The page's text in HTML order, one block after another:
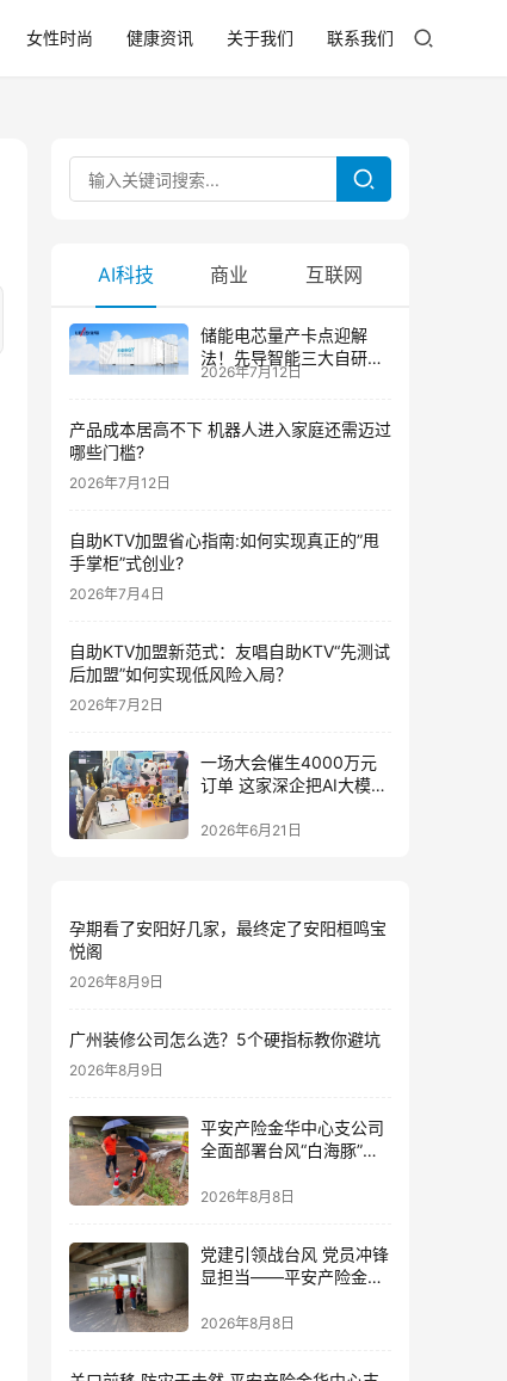
女性时尚 健康资讯 关于我们 联系我们
AI科技 商业 互联网
储能电芯量产卡点迎解
法！先导智能三大自研技
术攻克大尺寸制芯难题
2026年7月12日
产品成本居高不下 机器人进入家庭还需迈过
哪些门槛?
2026年7月12日
自助KTV加盟省心指南:如何实现真正的”甩
手掌柜”式创业?
2026年7月4日
自助KTV加盟新范式：友唱自助KTV“先测试
后加盟”如何实现低风险入局？
2026年7月2日
一场大会催生4000万元
订单 这家深企把AI大模型
2026年6月21日
孕期看了安阳好几家，最终定了安阳桓鸣宝
悦阁
2026年8月9日
广州装修公司怎么选？5个硬指标教你避坑
2026年8月9日
平安产险金华中心支公司
全面部署台风“白海豚”防
2026年8月8日
党建引领战台风 党员冲锋
显担当——平安产险金华
一线
2026年8月8日